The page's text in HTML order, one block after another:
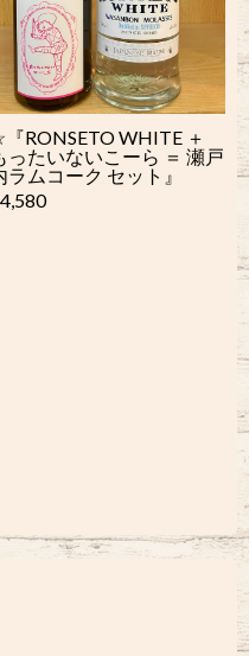
RONSETO WHITE ＋
ったいないこーら ＝ 瀬戸
ラムコーク セット』